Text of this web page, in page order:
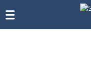
Chi
siamo
Affiliazione